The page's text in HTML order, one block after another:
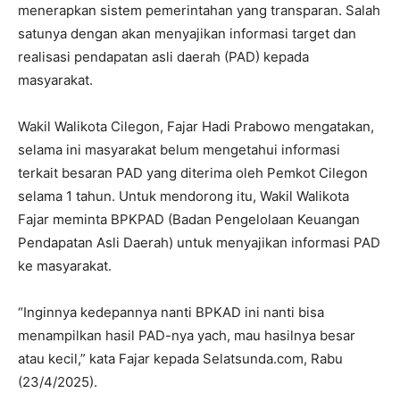
menerapkan sistem pemerintahan yang transparan. Salah
satunya dengan akan menyajikan informasi target dan
realisasi pendapatan asli daerah (PAD) kepada
masyarakat.
Wakil Walikota Cilegon, Fajar Hadi Prabowo mengatakan,
selama ini masyarakat belum mengetahui informasi
terkait besaran PAD yang diterima oleh Pemkot Cilegon
selama 1 tahun. Untuk mendorong itu, Wakil Walikota
Fajar meminta BPKPAD (Badan Pengelolaan Keuangan
Pendapatan Asli Daerah) untuk menyajikan informasi PAD
ke masyarakat.
“Inginnya kedepannya nanti BPKAD ini nanti bisa
menampilkan hasil PAD-nya yach, mau hasilnya besar
atau kecil,” kata Fajar kepada Selatsunda.com, Rabu
(23/4/2025).